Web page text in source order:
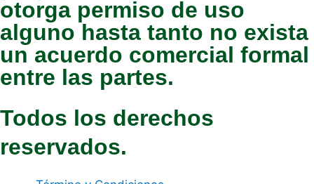
otorga permiso de uso
alguno hasta tanto no exista
un acuerdo comercial formal
entre las partes.
Todos los derechos
reservados.